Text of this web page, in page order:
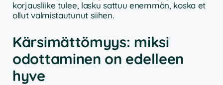
korjausliike tulee, lasku sattuu enemmän, koska et
ollut valmistautunut siihen.
Kärsimättömyys: miksi
odottaminen on edelleen
hyve